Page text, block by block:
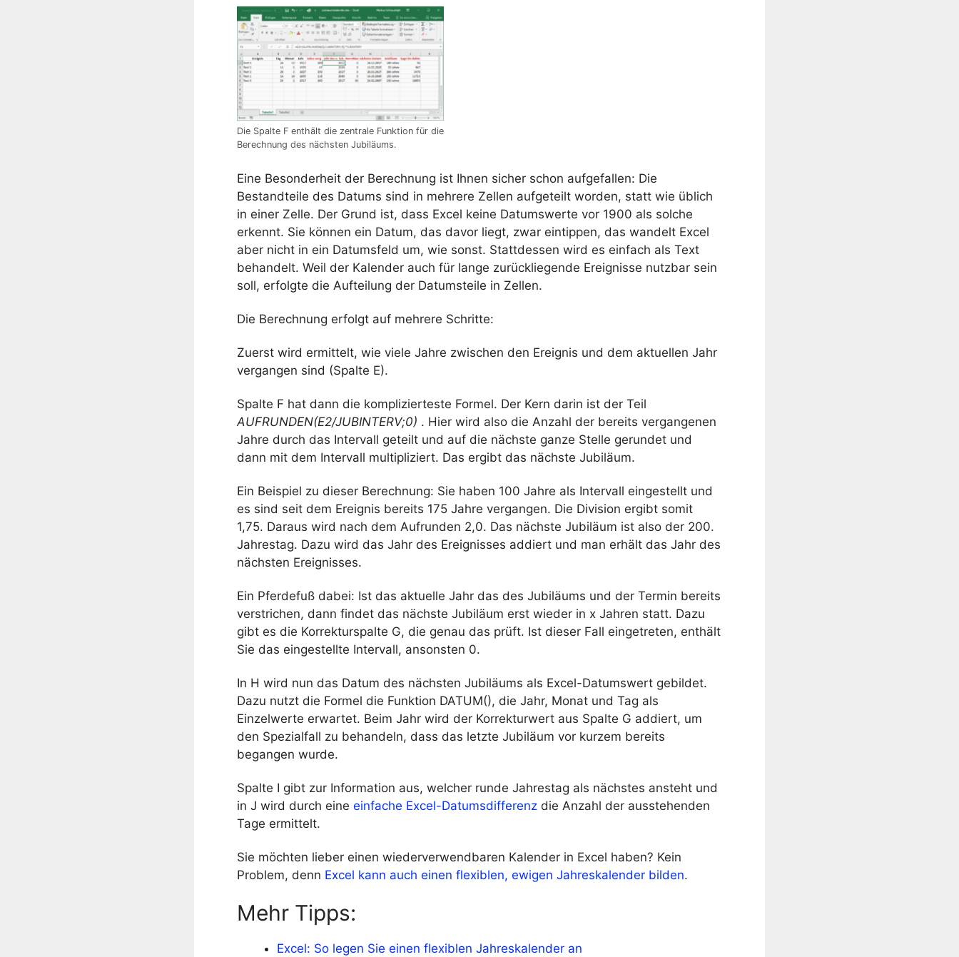
Die Spalte F enthält die zentrale Funktion für die
Berechnung des nächsten Jubiläums.
Eine Besonderheit der Berechnung ist Ihnen sicher schon aufgefallen: Die
Bestandteile des Datums sind in mehrere Zellen aufgeteilt worden, statt wie üblich
in einer Zelle. Der Grund ist, dass Excel keine Datumswerte vor 1900 als solche
erkennt. Sie können ein Datum, das davor liegt, zwar eintippen, das wandelt Excel
aber nicht in ein Datumsfeld um, wie sonst. Stattdessen wird es einfach als Text
behandelt. Weil der Kalender auch für lange zurückliegende Ereignisse nutzbar sein
soll, erfolgte die Aufteilung der Datumsteile in Zellen.
Die Berechnung erfolgt auf mehrere Schritte:
Zuerst wird ermittelt, wie viele Jahre zwischen den Ereignis und dem aktuellen Jahr
vergangen sind (Spalte E).
Spalte F hat dann die komplizierteste Formel. Der Kern darin ist der Teil
AUFRUNDEN(E2/JUBINTERV;0) . Hier wird also die Anzahl der bereits vergangenen
Jahre durch das Intervall geteilt und auf die nächste ganze Stelle gerundet und
dann mit dem Intervall multipliziert. Das ergibt das nächste Jubiläum.
Ein Beispiel zu dieser Berechnung: Sie haben 100 Jahre als Intervall eingestellt und
es sind seit dem Ereignis bereits 175 Jahre vergangen. Die Division ergibt somit
1,75. Daraus wird nach dem Aufrunden 2,0. Das nächste Jubiläum ist also der 200.
Jahrestag. Dazu wird das Jahr des Ereignisses addiert und man erhält das Jahr des
nächsten Ereignisses.
Ein Pferdefuß dabei: Ist das aktuelle Jahr das des Jubiläums und der Termin bereits
verstrichen, dann findet das nächste Jubiläum erst wieder in x Jahren statt. Dazu
gibt es die Korrekturspalte G, die genau das prüft. Ist dieser Fall eingetreten, enthält
Sie das eingestellte Intervall, ansonsten 0.
In H wird nun das Datum des nächsten Jubiläums als Excel-Datumswert gebildet.
Dazu nutzt die Formel die Funktion DATUM(), die Jahr, Monat und Tag als
Einzelwerte erwartet. Beim Jahr wird der Korrekturwert aus Spalte G addiert, um
den Spezialfall zu behandeln, dass das letzte Jubiläum vor kurzem bereits
begangen wurde.
Spalte I gibt zur Information aus, welcher runde Jahrestag als nächstes ansteht und
in J wird durch eine einfache Excel-Datumsdifferenz die Anzahl der ausstehenden
Tage ermittelt.
Sie möchten lieber einen wiederverwendbaren Kalender in Excel haben? Kein
Problem, denn Excel kann auch einen flexiblen, ewigen Jahreskalender bilden.
Mehr Tipps:
Excel: So legen Sie einen flexiblen Jahreskalender an